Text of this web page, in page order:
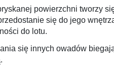
powierzchni tworzy
się do jego
do lotu.
się innych owadów